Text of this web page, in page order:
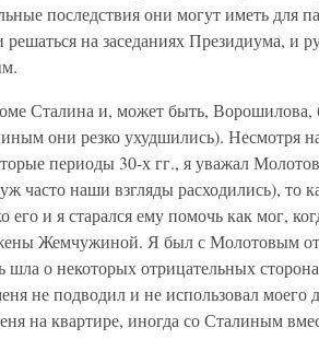
последствия они могут иметь для
на заседаниях Президиума, и
Сталина и, может быть, Ворошилова,
они резко ухудшились). Несмотря
периоды 30-х гг., я уважал
часто наши взгляды расходились), то
и я старался ему помочь как мог,
жены Жемчужиной. Я был с Молотовым
шла о некоторых отрицательных
не подводил и не использовал моего
на квартире, иногда со Сталиным